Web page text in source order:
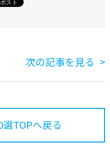
次の記事を見る
TOPへ戻る